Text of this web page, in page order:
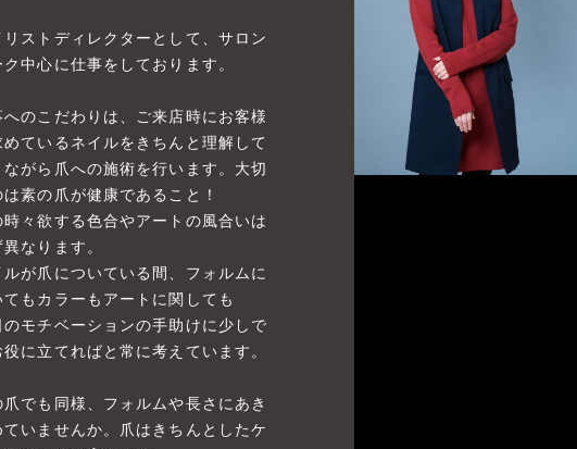
リストディレクターとして、サロン
中心に仕事をしております。
へのこだわりは、ご来店時にお客様
めているネイルをきちんと理解して
ながら爪への施術を行います。大切
素の爪が健康であること！
時々欲する色合やアートの風合いは
なります。
ルが爪についている間、フォルムに
てもカラーもアートに関しても
のモチベーションの手助けに少しで
に立てればと常に考えています。
爪でも同様、フォルムや長さにあき
ていませんか。爪はきちんとしたケ